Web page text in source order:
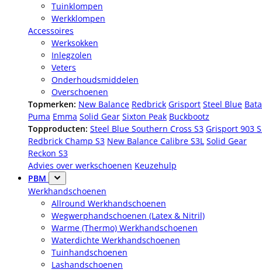
Tuinklompen
Werkklompen
Accessoires
Werksokken
Inlegzolen
Veters
Onderhoudsmiddelen
Overschoenen
Topmerken: New Balance Redbrick Grisport Steel Blue Bata
Puma Emma Solid Gear Sixton Peak Buckbootz
Topproducten: Steel Blue Southern Cross S3 Grisport 903
Redbrick Champ S3 New Balance Calibre S3L Solid Gear
Reckon S3
Advies over werkschoenen Keuzehulp
PBM
Werkhandschoenen
Allround Werkhandschoenen
Wegwerphandschoenen (Latex & Nitril)
Warme (Thermo) Werkhandschoenen
Waterdichte Werkhandschoenen
Tuinhandschoenen
Lashandschoenen